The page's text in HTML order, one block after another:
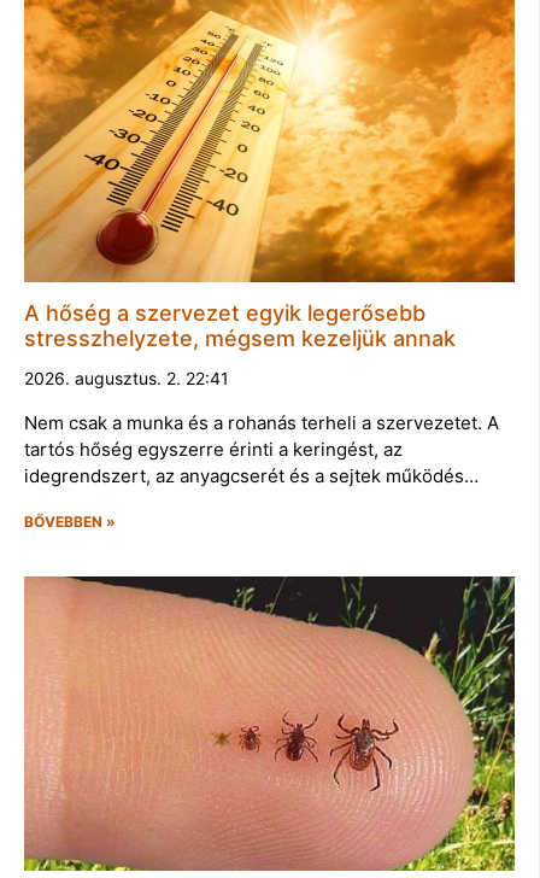
A hőség a szervezet egyik legerősebb
stresszhelyzete, mégsem kezeljük annak
2026. augusztus. 2. 22:41
Nem csak a munka és a rohanás terheli a szervezetet. A
tartós hőség egyszerre érinti a keringést, az
idegrendszert, az anyagcserét és a sejtek működés…
BŐVEBBEN »